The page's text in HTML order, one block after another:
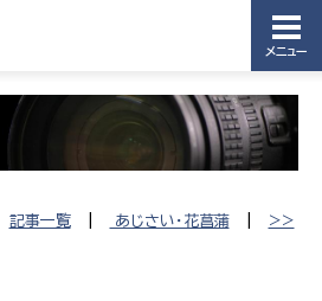
メニュー
記事一覧| あじさい・花菖蒲| >>